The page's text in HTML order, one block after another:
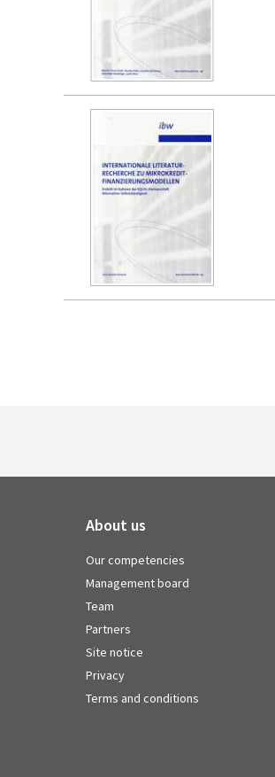
About us
Our competencies
Management board
Team
Partners
Site notice
Privacy
Terms and conditions